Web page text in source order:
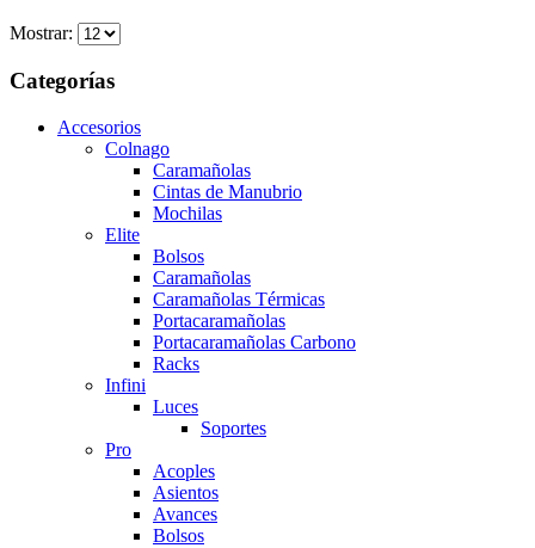
Mostrar:
Categorías
Accesorios
Colnago
Caramañolas
Cintas de Manubrio
Mochilas
Elite
Bolsos
Caramañolas
Caramañolas Térmicas
Portacaramañolas
Portacaramañolas Carbono
Racks
Infini
Luces
Soportes
Pro
Acoples
Asientos
Avances
Bolsos